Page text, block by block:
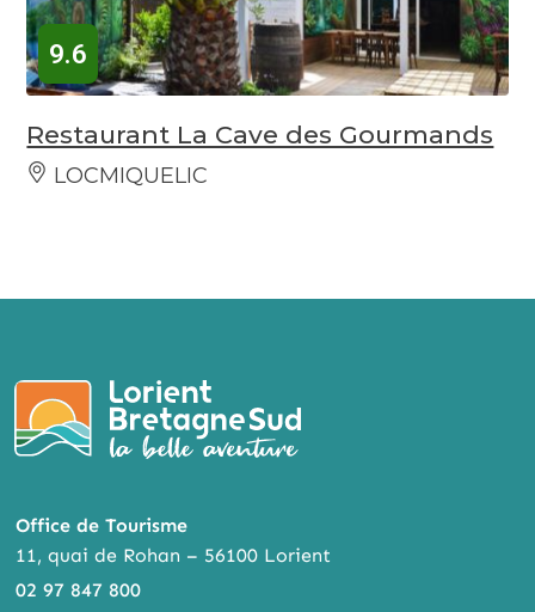
9.6
Restaurant La Cave des Gourmands
LOCMIQUELIC
Office de Tourisme
11, quai de Rohan – 56100 Lorient
02 97 847 800